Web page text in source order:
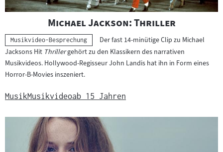
"
Michael Jackson: Thriller"
Kategorie:
Musikvideo-Besprechung
Der fast 14-minütige Clip zu Michael
Jacksons Hit Thrillergehört zu den Klassikern des narrativen
Musikvideos. Hollywood-Regisseur John Landis hat ihn in Form eines
Horror-B-Movies inszeniert.
MusikMusikvideoab 15 Jahren